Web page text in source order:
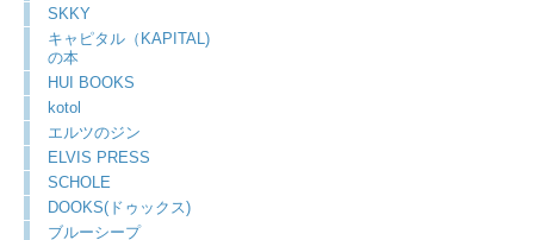
SKKY
キャピタル（KAPITAL)
の本
HUI BOOKS
kotol
エルツのジン
ELVIS PRESS
SCHOLE
DOOKS(ドゥックス)
ブルーシープ